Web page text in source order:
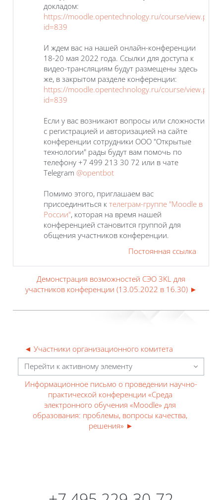
докладом:
https://moodle.opentechnology.ru/course/view.php?
id=839
И ждем вас на нашей онлайн-конференции
18-20 мая 2022 года. Ссылки для доступа к
видео-трансляциям будут размещены здесь
же, в закрытом разделе конференции:
https://moodle.opentechnology.ru/course/view.php?
id=839
Если у вас возникают вопросы или сложности
с регистрацией и авторизацией на сайте
конференции сотрудники ООО "Открытые
технологии" рады будут вам помочь по
телефону +7 499 213 30 72 или в чате
Telegram @opentbot
Помимо этого, приглашаем вас
присоединиться к телеграм-группе "Moodle в
России", которая на время нашей
конференцией становится группой для
общения участников конференции.
Постоянная ссылка
Демонстрация возможностей СЭО 3KL для
участников конференции (13.05.2022 в 16.30) ►
◄ Участники организационного комитета
Перейти к активному элементу
Информационное письмо о проведении научно-
практической конференции «Среда
электронного обучения «Moodle» для
образования: проблемы, вопросы качества,
решения» ►